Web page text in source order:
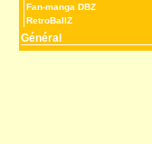
Fan-manga DBZ
RetroBallZ
Général